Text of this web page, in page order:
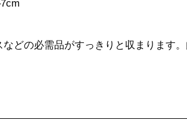
どの必需品がすっきりと収まります